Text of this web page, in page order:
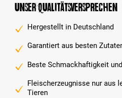
Unser Qualitätsversprechen
Hergestellt in Deutschland
Garantiert aus besten
Beste Schmackhaftigkeit
Fleischerzeugnisse nur aus
Tieren